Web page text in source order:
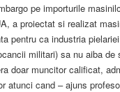
pe importurile
a proiectat si realizat
pentru ca industria
militari) sa nu aiba de
doar muncitor calificat,
atunci cand – ajuns